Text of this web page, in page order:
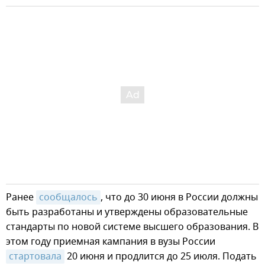
Ранее сообщалось , что до 30 июня в России должны
быть разработаны и утверждены образовательные
стандарты по новой системе высшего образования. В
этом году приемная кампания в вузы России
стартовала 20 июня и продлится до 25 июля. Подать